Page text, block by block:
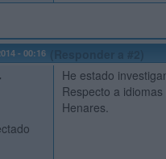
- 00:16
He estado
Respecto a
Henares.